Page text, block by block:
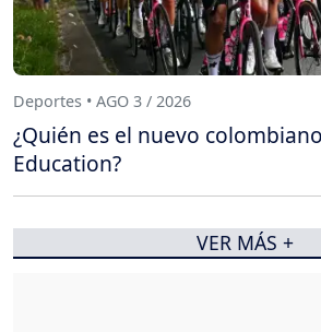
Deportes • AGO 3 / 2026
¿Quién es el nuevo
Education?
VER MÁS +